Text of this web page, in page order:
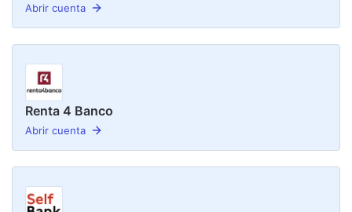
Abrir cuenta
Renta 4 Banco
Abrir cuenta